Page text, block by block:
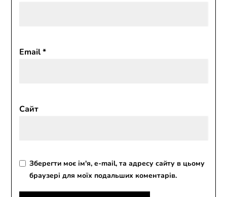
Email*
Сайт
Зберегти моє ім'я, e-mail, та адресу сайту в цьому
браузері для моїх подальших коментарів.